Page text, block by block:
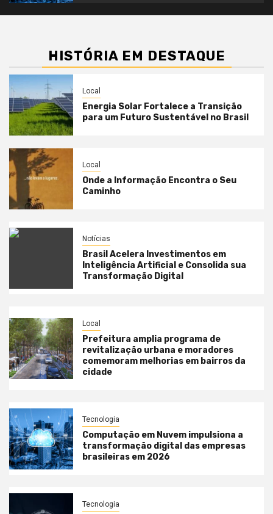
HISTÓRIA EM DESTAQUE
Local
Energia Solar Fortalece a Transição
para um Futuro Sustentável no Brasil
Local
Onde a Informação Encontra o Seu
Caminho
Notícias
Brasil Acelera Investimentos em
Inteligência Artificial e Consolida sua
Transformação Digital
Local
Prefeitura amplia programa de
revitalização urbana e moradores
comemoram melhorias em bairros da
cidade
Tecnologia
Computação em Nuvem impulsiona a
transformação digital das empresas
brasileiras em 2026
Tecnologia